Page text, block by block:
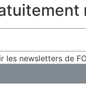
les newsletters de